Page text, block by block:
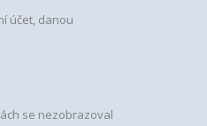
účet, danou
se nezobrazoval